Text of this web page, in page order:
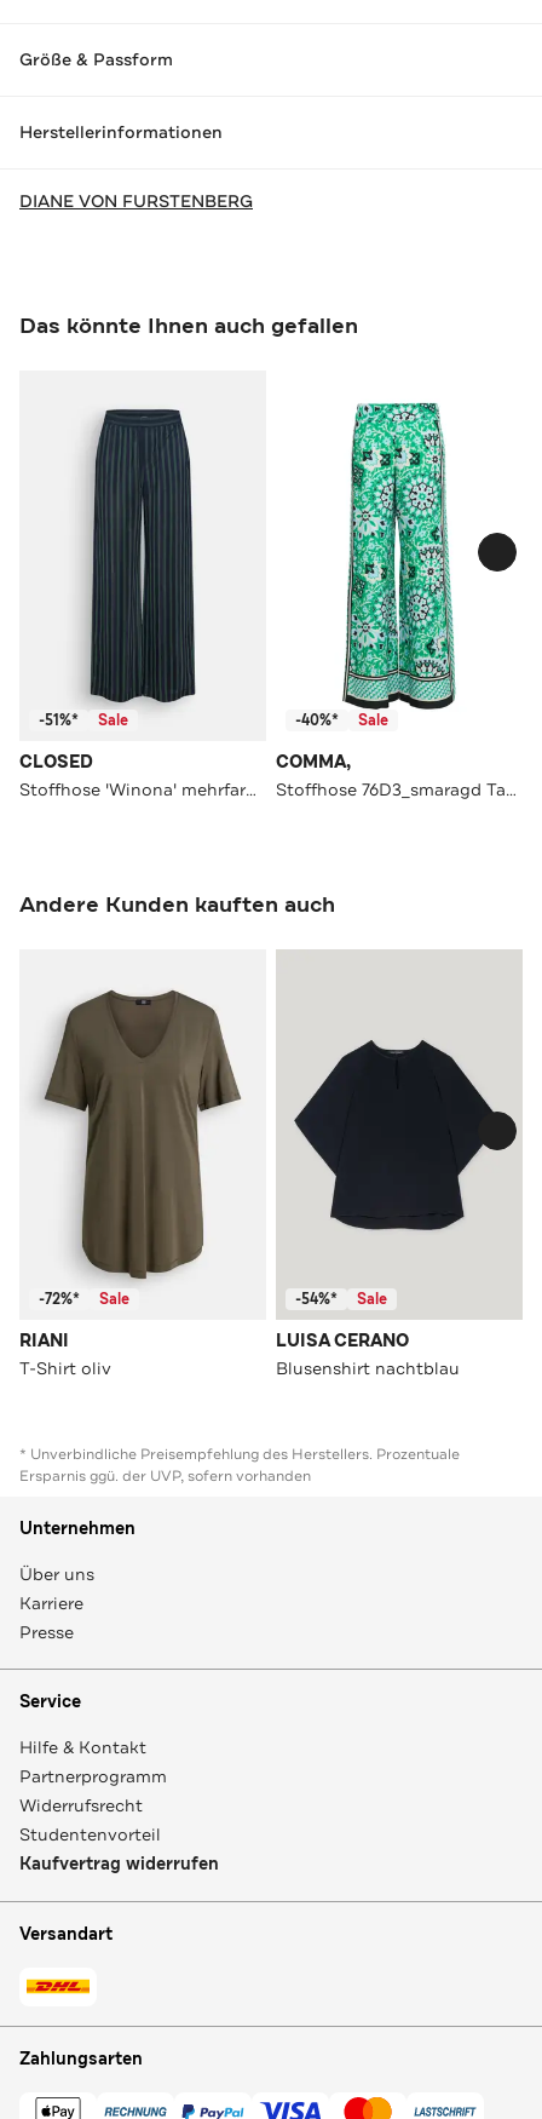
Größe & Passform
Herstellerinformationen
DIANE VON FURSTENBERG
Das könnte Ihnen auch gefallen
-51%* Sale
CLOSED
Stoffhose 'Winona' mehrfarbig
-40%* Sale
COMMA,
Stoffhose 76D3_smaragd Tapered
Andere Kunden kauften auch
-72%* Sale
RIANI
T-Shirt oliv
-54%* Sale
LUISA CERANO
Blusenshirt nachtblau
* Unverbindliche Preisempfehlung des Herstellers. Prozentuale
Ersparnis ggü. der UVP, sofern vorhanden
Unternehmen
Über uns
Karriere
Presse
Service
Hilfe & Kontakt
Partnerprogramm
Widerrufsrecht
Studentenvorteil
Kaufvertrag widerrufen
Versandart
Zahlungsarten